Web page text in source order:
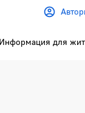
Информация для